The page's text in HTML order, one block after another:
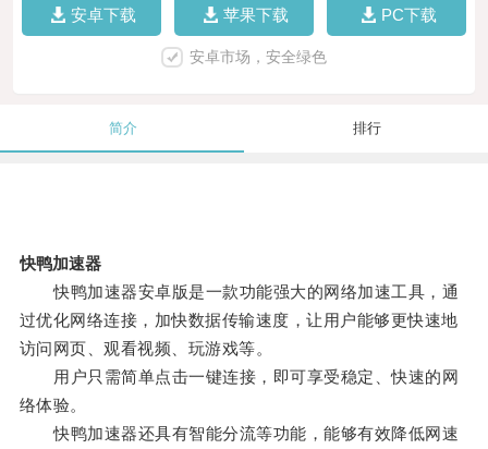
安卓下载 苹果下载 PC下载
安卓市场，安全绿色
简介 排行
快鸭加速器
快鸭加速器安卓版是一款功能强大的网络加速工具，通
过优化网络连接，加快数据传输速度，让用户能够更快速地
访问网页、观看视频、玩游戏等。
用户只需简单点击一键连接，即可享受稳定、快速的网
络体验。
快鸭加速器还具有智能分流等功能，能够有效降低网速